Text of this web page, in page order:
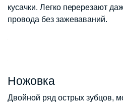
кусачки. Легко перерезают
провода без зажеваваний.
Ножовка
Двойной ряд острых зубцов,